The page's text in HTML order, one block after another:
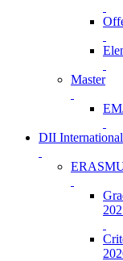
Master
DII International